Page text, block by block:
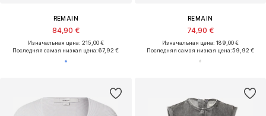
REMAIN
84,90 €
Изначальная цена: 215,00 €
Последняя самая низкая цена:67,92 €
REMAIN
74,90 €
Изначальная цена: 189,00 €
Последняя самая низкая цена:59,92 €